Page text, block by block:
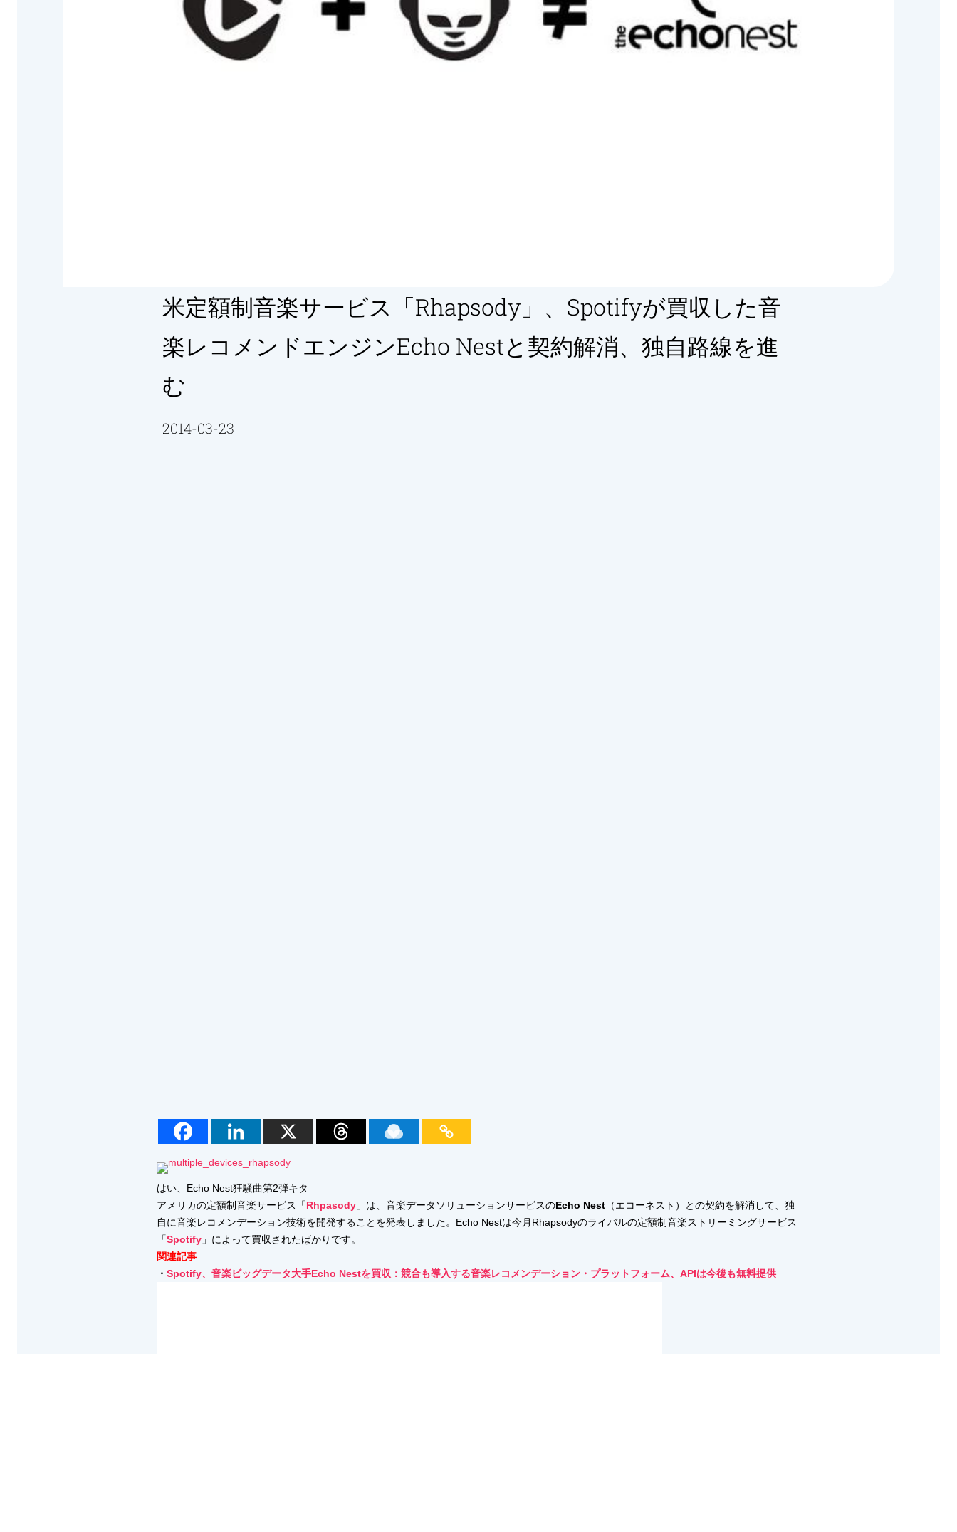
米定額制音楽サービス「Rhapsody」、Spotifyが買収した音
楽レコメンドエンジンEcho Nestと契約解消、独自路線を進
む
2014-03-23
はい、Echo Nest狂騒曲第2弾キタ
アメリカの定額制音楽サービス「Rhpasody 」は、音楽データソリューションサービスのEcho Nest （エコーネスト）との契約を解消して、独
自に音楽レコメンデーション技術を開発することを発表しました。Echo Nestは今月Rhapsodyのライバルの定額制音楽ストリーミングサービス
「Spotify 」によって買収されたばかりです。
関連記事
・Spotify、音楽ビッグデータ大手Echo Nestを買収：競合も導入する音楽レコメンデーション・プラットフォーム、APIは今後も無料提供